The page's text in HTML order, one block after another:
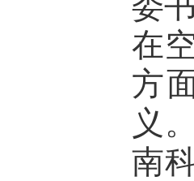
在
方
义
南